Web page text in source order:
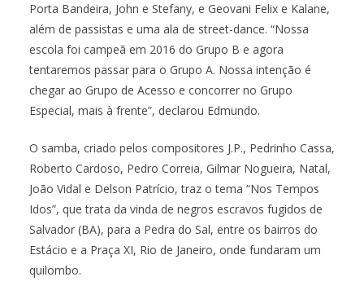
Porta Bandeira, John e Stefany, e Geovani Felix e Kalane,
além de passistas e uma ala de street-dance. “Nossa
escola foi campeã em 2016 do Grupo B e agora
tentaremos passar para o Grupo A. Nossa intenção é
chegar ao Grupo de Acesso e concorrer no Grupo
Especial, mais à frente”, declarou Edmundo.
O samba, criado pelos compositores J.P., Pedrinho Cassa,
Roberto Cardoso, Pedro Correia, Gilmar Nogueira, Natal,
João Vidal e Delson Patrício, traz o tema “Nos Tempos
Idos”, que trata da vinda de negros escravos fugidos de
Salvador (BA), para a Pedra do Sal, entre os bairros do
Estácio e a Praça XI, Rio de Janeiro, onde fundaram um
quilombo.